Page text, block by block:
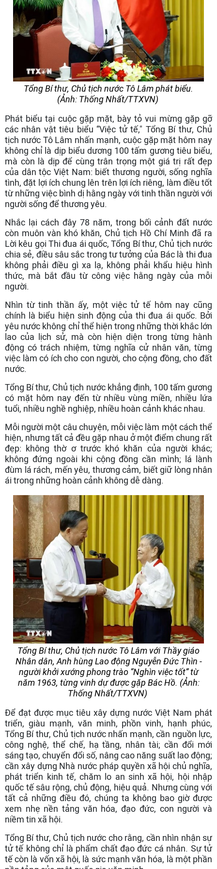
Tổng Bí thư, Chủ tịch nước Tô Lâm phát biểu.
(Ảnh: Thống Nhất/TTXVN)
Phát biểu tại cuộc gặp mặt, bày tỏ vui mừng gặp gỡ
các nhân vật tiêu biểu “Việc tử tế," Tổng Bí thư, Chủ
tịch nước Tô Lâm nhấn mạnh, cuộc gặp mặt hôm nay
không chỉ là dịp biểu dương 100 tấm gương tiêu biểu,
mà còn là dịp để cùng trân trọng một giá trị rất đẹp
của dân tộc Việt Nam: biết thương người, sống nghĩa
tình, đặt lợi ích chung lên trên lợi ích riêng, làm điều tốt
từ những việc bình dị hằng ngày với tinh thần người với
người sống để thương yêu.
Nhắc lại cách đây 78 năm, trong bối cảnh đất nước
còn muôn vàn khó khăn, Chủ tịch Hồ Chí Minh đã ra
Lời kêu gọi Thi đua ái quốc, Tổng Bí thư, Chủ tịch nước
chia sẻ, điều sâu sắc trong tư tưởng của Bác là thi đua
không phải điều gì xa lạ, không phải khẩu hiệu hình
thức, mà bắt đầu từ công việc hằng ngày của mỗi
người.
Nhìn từ tinh thần ấy, một việc tử tế hôm nay cũng
chính là biểu hiện sinh động của thi đua ái quốc. Bởi
yêu nước không chỉ thể hiện trong những thời khắc lớn
lao của lịch sử, mà còn hiện diện trong từng hành
động có trách nhiệm, từng nghĩa cử nhân văn, từng
việc làm có ích cho con người, cho cộng đồng, cho đất
nước.
Tổng Bí thư, Chủ tịch nước khẳng định, 100 tấm gương
có mặt hôm nay đến từ nhiều vùng miền, nhiều lứa
tuổi, nhiều nghề nghiệp, nhiều hoàn cảnh khác nhau.
Mỗi người một câu chuyện, mỗi việc làm một cách thể
hiện, nhưng tất cả đều gặp nhau ở một điểm chung rất
đẹp: không thờ ơ trước khó khăn của người khác;
không đứng ngoài khi cộng đồng cần mình; lá lành
đùm lá rách, mến yêu, thương cảm, biết giữ lòng nhân
ái trong những hoàn cảnh không dễ dàng.
Tổng Bí thư, Chủ tịch nước Tô Lâm với Thầy giáo
Nhân dân, Anh hùng Lao động Nguyễn Đức Thìn -
người khởi xướng phong trào “Nghìn việc tốt” từ
năm 1963, từng vinh dự được gặp Bác Hồ. (Ảnh:
Thống Nhất/TTXVN)
Để đạt được mục tiêu xây dựng nước Việt Nam phát
triển, giàu mạnh, văn minh, phồn vinh, hạnh phúc,
Tổng Bí thư, Chủ tịch nước nhấn mạnh, cần nguồn lực,
công nghệ, thể chế, hạ tầng, nhân tài; cần đổi mới
sáng tạo, chuyển đổi số, nâng cao năng suất lao động;
cần xây dựng Nhà nước pháp quyền xã hội chủ nghĩa,
phát triển kinh tế, chăm lo an sinh xã hội, hội nhập
quốc tế sâu rộng, chủ động, hiệu quả. Nhưng cùng với
tất cả những điều đó, chúng ta không bao giờ được
xem nhẹ nền tảng văn hóa, đạo đức, con người và
niềm tin xã hội.
Tổng Bí thư, Chủ tịch nước cho rằng, cần nhìn nhận sự
tử tế không chỉ là phẩm chất đạo đức cá nhân. Sự tử
tế còn là vốn xã hội, là sức mạnh văn hóa, là một phần